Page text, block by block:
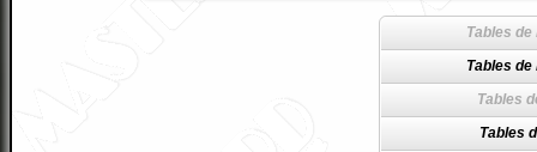
Tables
Tables
Tables
Tables